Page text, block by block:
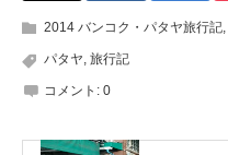
2014 バンコク・パタヤ旅行記,
パタヤ, 旅行記
コメント: 0